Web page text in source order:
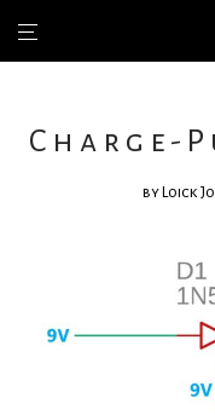
Charge-
by Loick